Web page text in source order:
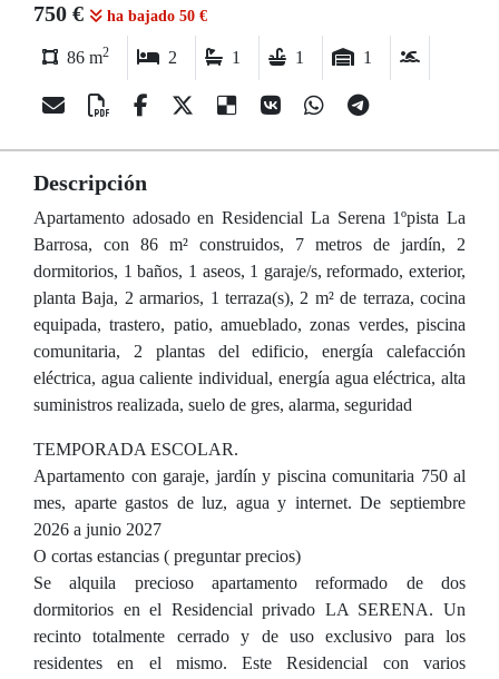
750 € ha bajado 50 €
86 m2 2 1 1 1
Descripción
Apartamento adosado en Residencial La Serena 1ºpista La
Barrosa, con 86 m² construidos, 7 metros de jardín, 2
dormitorios, 1 baños, 1 aseos, 1 garaje/s, reformado, exterior,
planta Baja, 2 armarios, 1 terraza(s), 2 m² de terraza, cocina
equipada, trastero, patio, amueblado, zonas verdes, piscina
comunitaria, 2 plantas del edificio, energía calefacción
eléctrica, agua caliente individual, energía agua eléctrica, alta
suministros realizada, suelo de gres, alarma, seguridad
TEMPORADA ESCOLAR.
Apartamento con garaje, jardín y piscina comunitaria 750 al
mes, aparte gastos de luz, agua y internet. De septiembre
2026 a junio 2027
O cortas estancias ( preguntar precios)
Se alquila precioso apartamento reformado de dos
dormitorios en el Residencial privado LA SERENA. Un
recinto totalmente cerrado y de uso exclusivo para los
residentes en el mismo. Este Residencial con varios